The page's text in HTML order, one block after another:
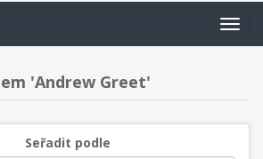
'Andrew Greet'
Seřadit podle